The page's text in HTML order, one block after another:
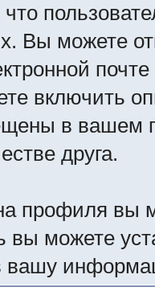
Вы можете
включить
в вашем
друга.
профиля вы
можете
вашу